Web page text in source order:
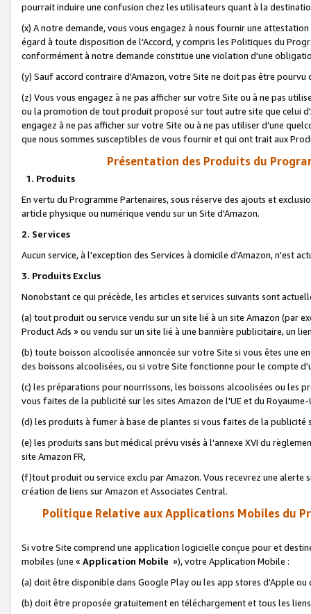
pourrait induire une confusion chez les utilisateurs quant à la
(x) A notre demande, vous vous engagez à nous fournir une
égard à toute disposition de l'Accord, y compris les Politiques du
conformément à notre demande constitue une violation d'une
(y) Sauf accord contraire d'Amazon, votre Site ne doit pas être
(z) Vous vous engagez à ne pas afficher sur votre Site ou à ne pas
ou la promotion de tout produit proposé sur tout autre site que celui
engagez à ne pas afficher sur votre Site ou à ne pas utiliser d’une
que nous sommes susceptibles de vous fournir et qui ont trait aux
Présentation des Produits du
1. Produits
En vertu du Programme Partenaires, sous réserve des ajouts et
article physique ou numérique vendu sur un Site d'Amazon.
2. Services
Aucun service, à l'exception des Services à domicile d'Amazon, n'est
3. Produits Exclus
Nonobstant ce qui précède, les articles et services suivants sont
(a) tout produit ou service vendu sur un site lié à un site Amazon (par
Product Ads » ou vendu sur un site lié à une bannière publicitaire, un
(b) toute boisson alcoolisée annoncée sur votre Site si vous êtes une
des boissons alcoolisées, ou si votre Site fonctionne pour le compte
(c) les préparations pour nourrissons, les boissons alcoolisées ou les
vous faites de la publicité sur les sites Amazon de l'UE et du Royaume-
(d) les produits à fumer à base de plantes si vous faites de la publicité
(e) les produits sans but médical prévu visés à l'annexe XVI du
site Amazon FR,
(f)tout produit ou service exclu par Amazon. Vous recevrez une alerte
création de liens sur Amazon et Associates Central.
Politique Relative aux Applications Mobiles du
Si votre Site comprend une application logicielle conçue pour et
mobiles (une « Application Mobile »), votre Application Mobile :
(a) doit être disponible dans Google Play ou les app stores d'Apple ou
(b) doit être proposée gratuitement en téléchargement et tous les